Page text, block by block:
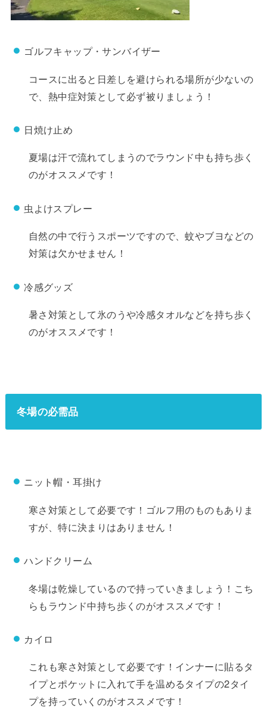
ゴルフキャップ・サンバイザー
コースに出ると日差しを避けられる場所が少ないの
で、熱中症対策として必ず被りましょう！
日焼け止め
夏場は汗で流れてしまうのでラウンド中も持ち歩く
のがオススメです！
虫よけスプレー
自然の中で行うスポーツですので、蚊やブヨなどの
対策は欠かせません！
冷感グッズ
暑さ対策として氷のうや冷感タオルなどを持ち歩く
のがオススメです！
冬場の必需品
ニット帽・耳掛け
寒さ対策として必要です！ゴルフ用のものもありま
すが、特に決まりはありません！
ハンドクリーム
冬場は乾燥しているので持っていきましょう！こち
らもラウンド中持ち歩くのがオススメです！
カイロ
これも寒さ対策として必要です！インナーに貼るタ
イプとポケットに入れて手を温めるタイプの2タイ
プを持っていくのがオススメです！